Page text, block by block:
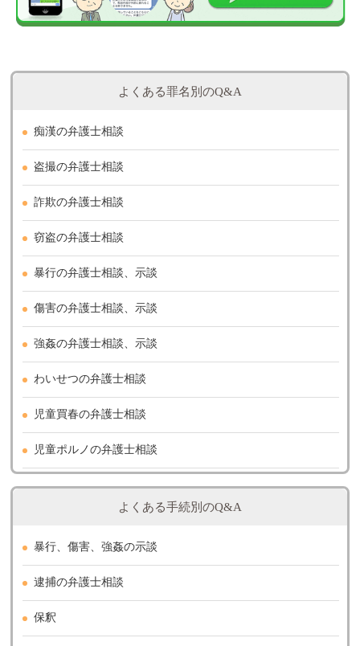
よくある罪名別のQ&A
痴漢の弁護士相談
盗撮の弁護士相談
詐欺の弁護士相談
窃盗の弁護士相談
暴行の弁護士相談、示談
傷害の弁護士相談、示談
強姦の弁護士相談、示談
わいせつの弁護士相談
児童買春の弁護士相談
児童ポルノの弁護士相談
よくある手続別のQ&A
暴行、傷害、強姦の示談
逮捕の弁護士相談
保釈